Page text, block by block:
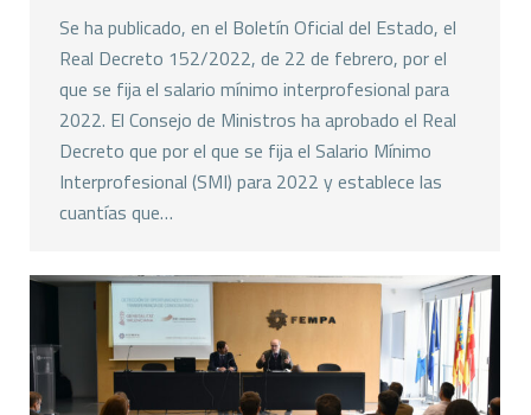
Se ha publicado, en el Boletín Oficial del Estado, el
Real Decreto 152/2022, de 22 de febrero, por el
que se fija el salario mínimo interprofesional para
2022. El Consejo de Ministros ha aprobado el Real
Decreto que por el que se fija el Salario Mínimo
Interprofesional (SMI) para 2022 y establece las
cuantías que…